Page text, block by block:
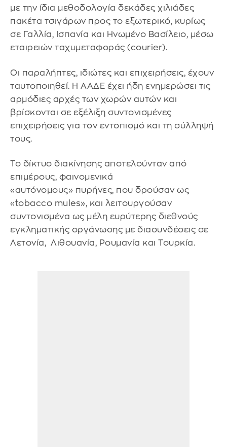
με την ίδια μεθοδολογία δεκάδες χιλιάδες
πακέτα τσιγάρων προς το εξωτερικό, κυρίως
σε Γαλλία, Ισπανία και Ηνωμένο Βασίλειο, μέσω
εταιρειών ταχυμεταφοράς (courier).
Οι παραλήπτες, ιδιώτες και επιχειρήσεις, έχουν
ταυτοποιηθεί. Η ΑΑΔΕ έχει ήδη ενημερώσει τις
αρμόδιες αρχές των χωρών αυτών και
βρίσκονται σε εξέλιξη συντονισμένες
επιχειρήσεις για τον εντοπισμό και τη σύλληψή
τους.
Το δίκτυο διακίνησης αποτελούνταν από
επιμέρους, φαινομενικά
«αυτόνομους» πυρήνες, που δρούσαν ως
«tobacco mules», και λειτουργούσαν
συντονισμένα ως μέλη ευρύτερης διεθνούς
εγκληματικής οργάνωσης με διασυνδέσεις σε
Λετονία, Λιθουανία, Ρουμανία και Τουρκία.